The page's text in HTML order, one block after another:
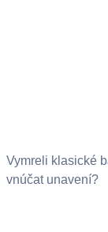
Vymreli klasické
vnúčat unavení?